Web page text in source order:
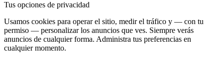
Tus opciones de privacidad
Usamos cookies para operar el sitio, medir el tráfico y — con tu
permiso — personalizar los anuncios que ves. Siempre verás
anuncios de cualquier forma. Administra tus preferencias en
cualquier momento.